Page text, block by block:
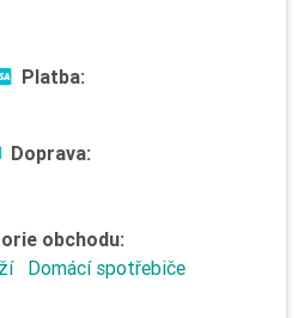
Platba:
Doprava:
obchodu:
Domácí spotřebiče